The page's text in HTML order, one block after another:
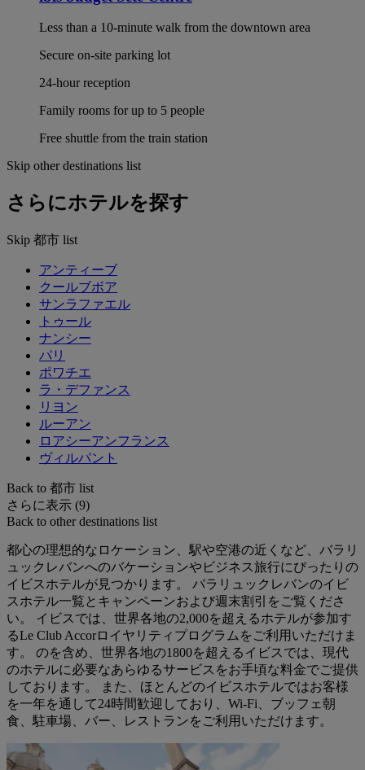
Less than a 10-minute walk from the downtown area
Secure on-site parking lot
24-hour reception
Family rooms for up to 5 people
Free shuttle from the train station
Skip other destinations list
さらにホテルを探す
Skip 都市 list
アンティーブ
クールブボア
サンラファエル
トゥール
ナンシー
パリ
ポワチエ
ラ・デファンス
リヨン
ルーアン
ロアシーアンフランス
ヴィルパント
Back to 都市 list
さらに表示 (9)
Back to other destinations list
都心の理想的なロケーション、駅や空港の近くなど、バラリ
ュックレバンへのバケーションやビジネス旅行にぴったりの
イビスホテルが見つかります。 バラリュックレバンのイビ
スホテル一覧とキャンペーンおよび週末割引をご覧くださ
い。 イビスでは、世界各地の2,000を超えるホテルが参加す
るLe Club Accorロイヤリティプログラムをご利用いただけま
す。 のを含め、世界各地の1800を超えるイビスでは、現代
のホテルに必要なあらゆるサービスをお手頃な料金でご提供
しております。 また、ほとんどのイビスホテルではお客様
を一年を通して24時間歓迎しており、Wi-Fi、ブッフェ朝
食、駐車場、バー、レストランをご利用いただけます。